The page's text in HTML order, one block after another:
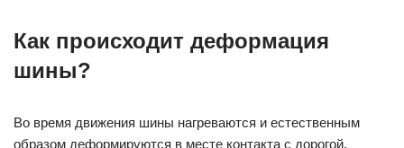
Как происходит деформация
шины?
Во время движения шины нагреваются и естественным
образом деформируются в месте контакта с дорогой.